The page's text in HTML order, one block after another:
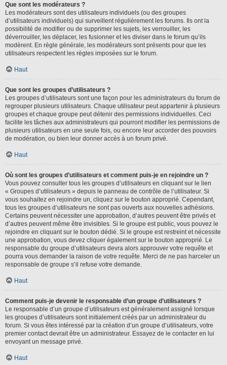
Que sont les modérateurs ?
Les modérateurs sont des utilisateurs individuels (ou des groupes
d’utilisateurs individuels) qui surveillent régulièrement les forums. Ils ont la
possibilité de modifier ou de supprimer les sujets, les verrouiller, les
déverrouiller, les déplacer, les fusionner et les diviser dans le forum qu’ils
modèrent. En règle générale, les modérateurs sont présents pour que les
utilisateurs respectent les règles imposées sur le forum.
Haut
Que sont les groupes d’utilisateurs ?
Les groupes d’utilisateurs sont une façon pour les administrateurs du forum de
regrouper plusieurs utilisateurs. Chaque utilisateur peut appartenir à plusieurs
groupes et chaque groupe peut détenir des permissions individuelles. Ceci
facilite les tâches aux administrateurs qui pourront modifier les permissions de
plusieurs utilisateurs en une seule fois, ou encore leur accorder des pouvoirs
de modération, ou bien leur donner accès à un forum privé.
Haut
Où sont les groupes d’utilisateurs et comment puis-je en rejoindre un ?
Vous pouvez consulter tous les groupes d’utilisateurs en cliquant sur le lien
« Groupes d’utilisateurs » depuis le panneau de contrôle de l’utilisateur. Si
vous souhaitez en rejoindre un, cliquez sur le bouton approprié. Cependant,
tous les groupes d’utilisateurs ne sont pas ouverts aux nouvelles adhésions.
Certains peuvent nécessiter une approbation, d’autres peuvent être privés et
d’autres peuvent même être invisibles. Si le groupe est public, vous pouvez le
rejoindre en cliquant sur le bouton dédié. Si le groupe est restreint et nécessite
une approbation, vous devez cliquer également sur le bouton approprié. Le
responsable du groupe d’utilisateurs devra alors approuver votre requête et
pourra vous demander la raison de votre requête. Merci de ne pas harceler un
responsable de groupe s’il refuse votre demande.
Haut
Comment puis-je devenir le responsable d’un groupe d’utilisateurs ?
Le responsable d’un groupe d’utilisateurs est généralement assigné lorsque
les groupes d’utilisateurs sont initialement créés par un administrateur du
forum. Si vous êtes intéressé par la création d’un groupe d’utilisateurs, votre
premier contact devrait être un administrateur. Essayez de le contacter en lui
envoyant un message privé.
Haut